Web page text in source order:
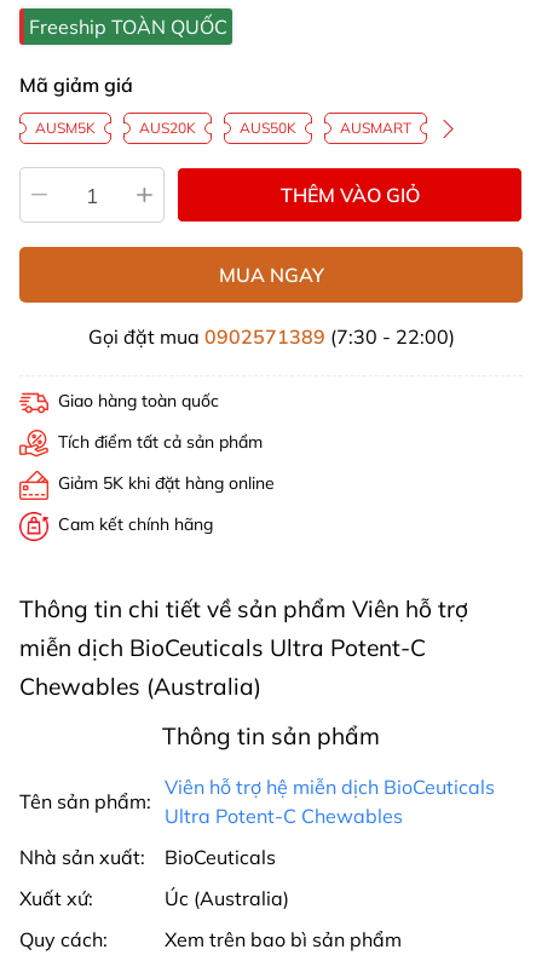
Freeship TOÀN QUỐC
Mã giảm giá
AUSM5K AUS20K AUS50K AUSMART
THÊM VÀO GIỎ
MUA NGAY
Gọi đặt mua 0902571389 (7:30 - 22:00)
Giao hàng toàn quốc
Tích điểm tất cả sản phẩm
Giảm 5K khi đặt hàng online
Cam kết chính hãng
Thông tin chi tiết về sản phẩm Viên hỗ trợ
miễn dịch BioCeuticals Ultra Potent-C
Chewables (Australia)
Thông tin sản phẩm
Tên sản phẩm:
Viên hỗ trợ hệ miễn dịch BioCeuticals
Ultra Potent-C Chewables
Nhà sản xuất:
BioCeuticals
Xuất xứ:
Úc (Australia)
Quy cách:
Xem trên bao bì sản phẩm